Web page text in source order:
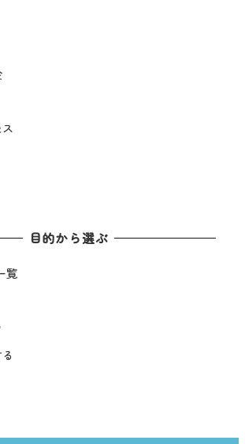
目的から選ぶ
覧